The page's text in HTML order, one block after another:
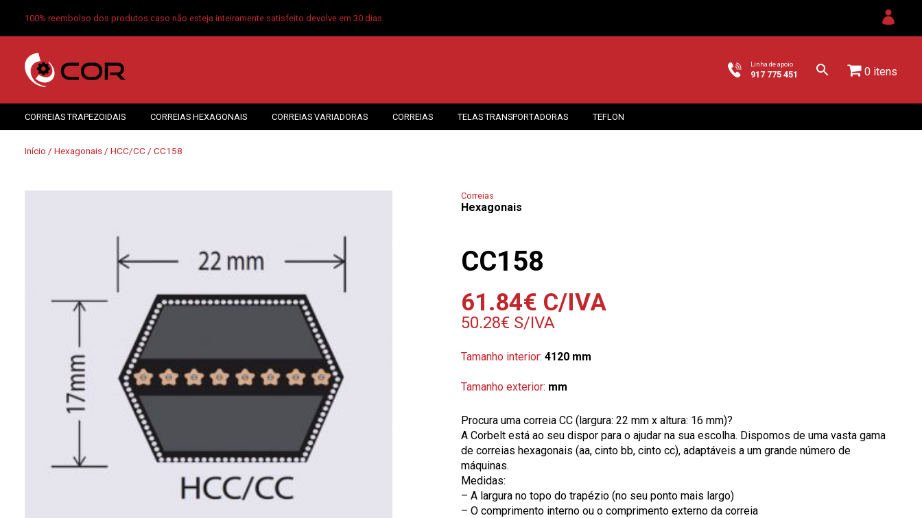
100% reembolso dos produtos caso não esteja inteiramente satisfeito devolve em 30 dias
Linha de apoio
917 775 451 0 itens
CORREIAS TRAPEZOIDAIS CORREIAS HEXAGONAIS CORREIAS VARIADORAS CORREIAS TELAS TRANSPORTADORAS TEFLON
Início / Hexagonais / HCC/CC / CC158
Correias
Hexagonais
CC158
61.84€ C/IVA
50.28€ S/IVA
Tamanho interior: 4120 mm
Tamanho exterior: mm
Procura uma correia CC (largura: 22 mm x altura: 16 mm)?
A Corbelt está ao seu dispor para o ajudar na sua escolha. Dispomos de uma vasta gama
de correias hexagonais (aa, cinto bb, cinto cc), adaptáveis a um grande número de
máquinas.
Medidas:
– A largura no topo do trapézio (no seu ponto mais largo)
– O comprimento interno ou o comprimento externo da correia